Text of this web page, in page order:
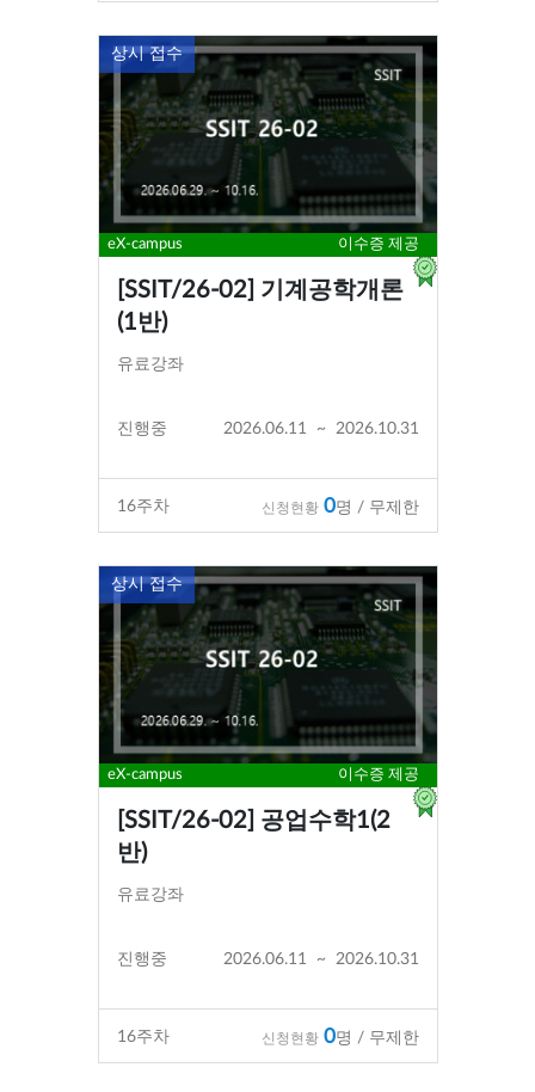
상시 접수
eX-campus 이수증 제공
[SSIT/26-02] 기계공학개론
(1반)
유료강좌
진행중 2026.06.11 ~ 2026.10.31
16주차 신청현황 0명 / 무제한
상시 접수
eX-campus 이수증 제공
[SSIT/26-02] 공업수학1(2
반)
유료강좌
진행중 2026.06.11 ~ 2026.10.31
16주차 신청현황 0명 / 무제한